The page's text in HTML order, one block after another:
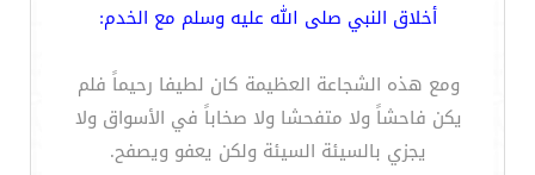
أخلاق النبي صلى الله عليه وسلم مع الخدم:
ومع هذه الشجاعة العظيمة كان لطيفا رحيماً فلم
يكن فاحشاً ولا متفحشا ولا صخاباً في الأسواق ولا
يجزي بالسيئة السيئة ولكن يعفو ويصفح.